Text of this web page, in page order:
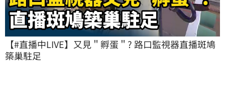
【#直播中LIVE】又見＂孵蛋＂? 路口監視器直播斑鳩
築巢駐足